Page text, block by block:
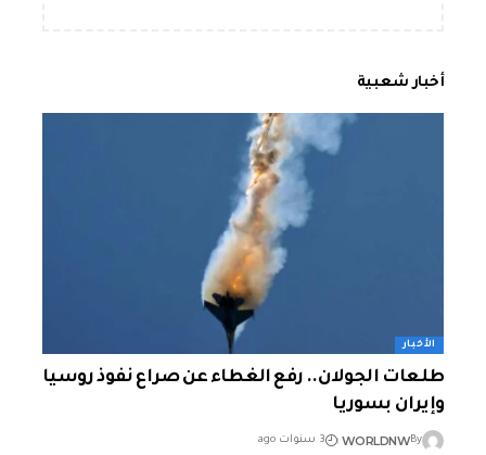
أخبار شعبية
الأخبار
طلعات الجولان.. رفع الغطاء عن صراع نفوذ روسيا
وإيران بسوريا
By
WORLDNW 3 سنوات ago